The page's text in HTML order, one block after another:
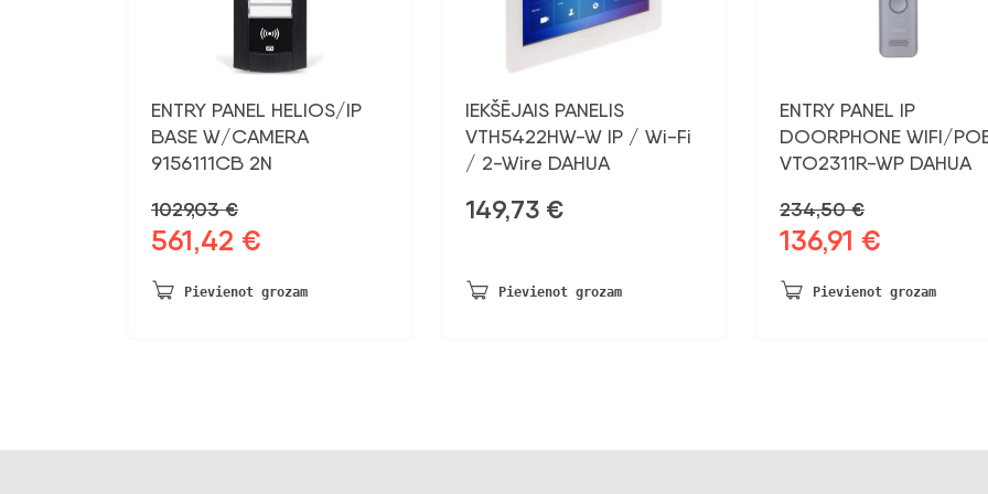
ENTRY PANEL HELIOS/IP
BASE W/CAMERA
9156111CB 2N
1029,03€
Sākotnējā
bija:
561,42 €
ir:
Pievienot grozam
IEKŠĒJAIS PANELIS
VTH5422HW-W IP / Wi-Fi
/ 2-Wire DAHUA
149,73 €
Pievienot grozam
ENTRY PANEL IP
DOORPHONE WIFI/
VTO2311R-WP DAHUA
234,50€
Sākotnējā
bija:
136,91 €
ir:
Pievienot grozam